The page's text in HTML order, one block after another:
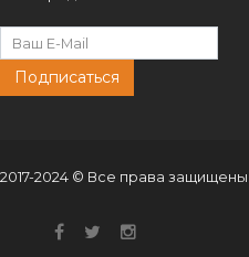
Подписаться
2017-2024 © Все права защищены.